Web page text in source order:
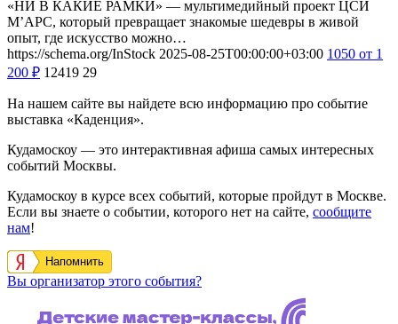
«НИ В КАКИЕ РАМКИ» — мультимедийный проект ЦСИ
М’АРС, который превращает знакомые шедевры в живой
опыт, где искусство можно…
https://schema.org/InStock 2025-08-25T00:00:00+03:00 1050 от 1
200 ₽ 12419 29
На нашем сайте вы найдете всю информацию про событие
выставка «Каденция».
Кудамоскоу — это интерактивная афиша самых интересных
событий Москвы.
Кудамоскоу в курсе всех событий, которые пройдут в Москве.
Если вы знаете о событии, которого нет на сайте, сообщите
нам!
Напомнить
Вы организатор этого события?